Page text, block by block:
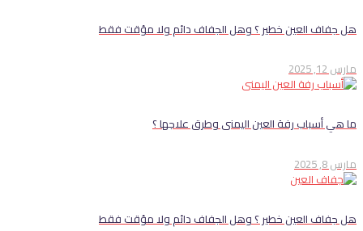
هل جفاف العين خطير ؟ وهل الجفاف دائم ولا مؤقت فقط
مارس 12, 2025
ما هي أسباب رفة العين اليمنى وطرق علاجها ؟
مارس 8, 2025
هل جفاف العين خطير ؟ وهل الجفاف دائم ولا مؤقت فقط